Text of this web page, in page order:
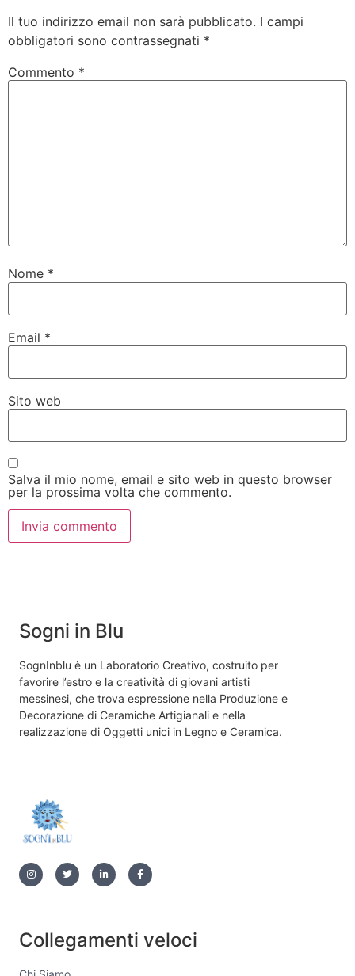
Il tuo indirizzo email non sarà pubblicato. I campi
obbligatori sono contrassegnati *
Commento *
Nome *
Email *
Sito web
Salva il mio nome, email e sito web in questo browser
per la prossima volta che commento.
Sogni in Blu
SognInblu è un Laboratorio Creativo, costruito per
favorire l’estro e la creatività di giovani artisti
messinesi, che trova espressione nella Produzione e
Decorazione di Ceramiche Artigianali e nella
realizzazione di Oggetti unici in Legno e Ceramica.
Collegamenti veloci